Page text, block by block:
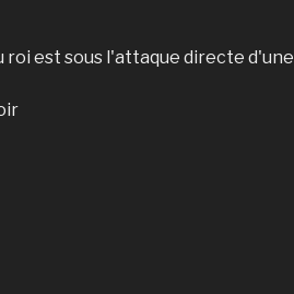
roi est sous l'attaque directe d'une